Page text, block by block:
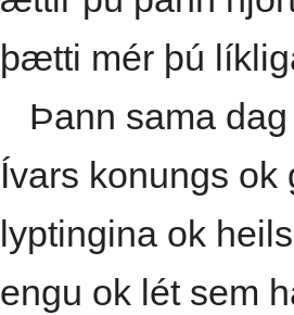
þætti mér þú
Þann sama dag
Ívars konungs
lyptingina ok
engu ok lét sem